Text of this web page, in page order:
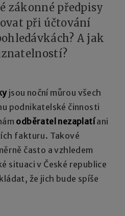
zákonné předpisy
při účtování
A jak
jsou noční můrou všech
podnikatelské činnosti
odběratel nezaplatíani
fakturu. Takové
často a vzhledem
situaci v České republice
že jich bude spíše